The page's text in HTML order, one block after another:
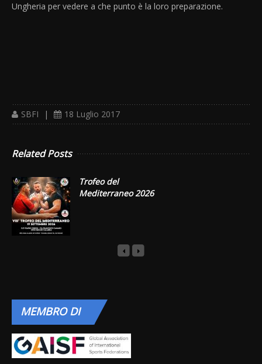
Ungheria per vedere a che punto è la loro preparazione.
SBFI | 18 Luglio 2017
Related Posts
Trofeo del
Mediterraneo 2026
MEMBRODI